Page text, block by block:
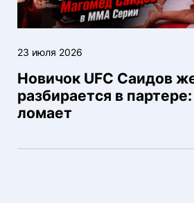
23 июля 2026
Новичок UFC Саидов
разбирается в
ломает